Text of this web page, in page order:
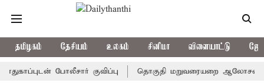
தமிழகம் தேசியம் உலகம் சினிமா விளையாட்டு
போலீசார் குவிப்பு தொகுதி மறுவரையறை ஆலோசனைக்